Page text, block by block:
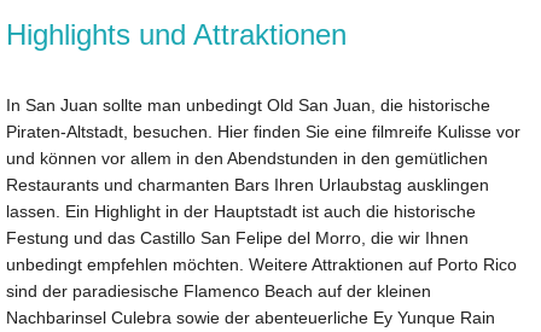
Highlights und Attraktionen
In San Juan sollte man unbedingt Old San Juan, die historische
Piraten-Altstadt, besuchen. Hier finden Sie eine filmreife Kulisse vor
und können vor allem in den Abendstunden in den gemütlichen
Restaurants und charmanten Bars Ihren Urlaubstag ausklingen
lassen. Ein Highlight in der Hauptstadt ist auch die historische
Festung und das Castillo San Felipe del Morro, die wir Ihnen
unbedingt empfehlen möchten. Weitere Attraktionen auf Porto Rico
sind der paradiesische Flamenco Beach auf der kleinen
Nachbarinsel Culebra sowie der abenteuerliche Ey Yunque Rain